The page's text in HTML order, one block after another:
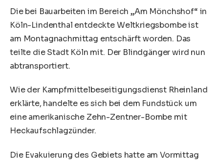
Die bei Bauarbeiten im Bereich „Am Mönchshof“ in
Köln-Lindenthal entdeckte Weltkriegsbombe ist
am Montagnachmittag entschärft worden. Das
teilte die Stadt Köln mit. Der Blindgänger wird nun
abtransportiert.
Wie der Kampfmittelbeseitigungsdienst Rheinland
erklärte, handelte es sich bei dem Fundstück um
eine amerikanische Zehn-Zentner-Bombe mit
Heckaufschlagzünder.
Die Evakuierung des Gebiets hatte am Vormittag